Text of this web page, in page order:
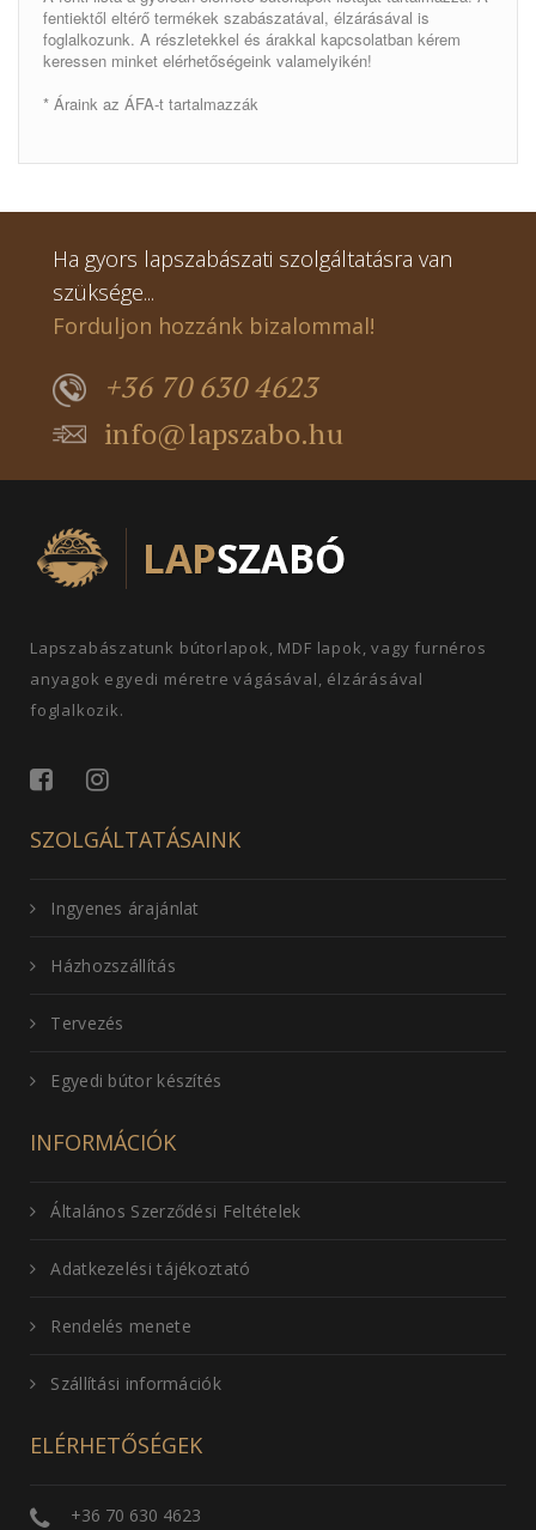
fentiektől eltérő termékek szabászatával, élzárásával is
foglalkozunk. A részletekkel és árakkal kapcsolatban kérem
keressen minket elérhetőségeink valamelyikén!
* Áraink az ÁFA-t tartalmazzák
Ha gyors lapszabászati szolgáltatásra van
szüksége...
Forduljon hozzánk bizalommal!
+36 70 630 4623
info@lapszabo.hu
Lapszabászatunk bútorlapok, MDF lapok, vagy furnéros
anyagok egyedi méretre vágásával, élzárásával
foglalkozik.
SZOLGÁLTATÁSAINK
Ingyenes árajánlat
Házhozszállítás
Tervezés
Egyedi bútor készítés
INFORMÁCIÓK
Általános Szerződési Feltételek
Adatkezelési tájékoztató
Rendelés menete
Szállítási információk
ELÉRHETŐSÉGEK
+36 70 630 4623